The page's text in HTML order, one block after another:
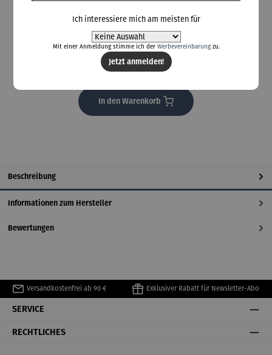
315,00 €
Preise inkl. MwSt. zzgl. Versandkosten
In den Warenkorb
Beschreibung
Informationen zum Hersteller
Bewertungen
Versandkostenfrei ab 90 € Exklusiver Rabatt für Newsletter-Abo
SERVICE
RECHTLICHES
Ich interessiere mich am meisten für
Mit einer Anmeldung stimme ich der Werbevereinbarungzu.
Jetzt anmelden!